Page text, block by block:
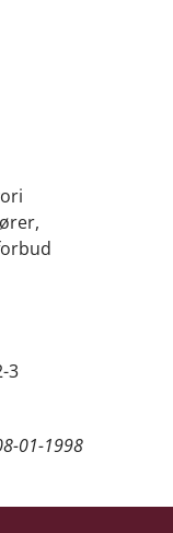
3
01-1998